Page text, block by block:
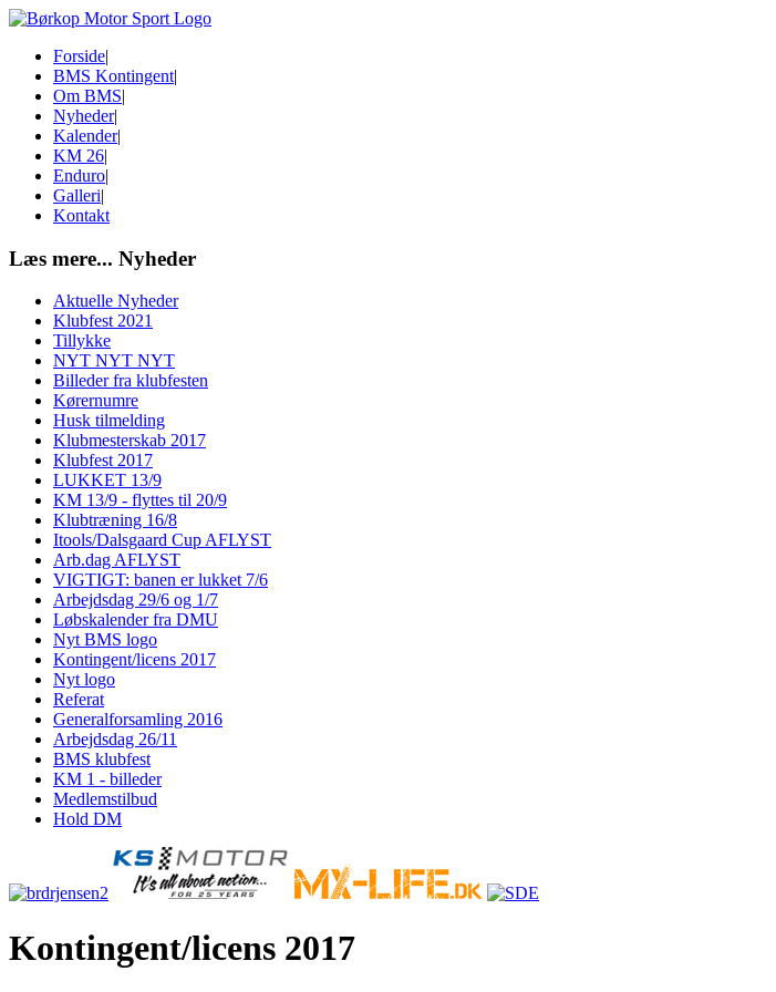
Forside|
BMS Kontingent|
Om BMS|
Nyheder|
Kalender|
KM 26|
Enduro|
Galleri|
Kontakt
Læs mere... Nyheder
Aktuelle Nyheder
Klubfest 2021
Tillykke
NYT NYT NYT
Billeder fra klubfesten
Kørernumre
Husk tilmelding
Klubmesterskab 2017
Klubfest 2017
LUKKET 13/9
KM 13/9 - flyttes til 20/9
Klubtræning 16/8
Itools/Dalsgaard Cup AFLYST
Arb.dag AFLYST
VIGTIGT: banen er lukket 7/6
Arbejdsdag 29/6 og 1/7
Løbskalender fra DMU
Nyt BMS logo
Kontingent/licens 2017
Nyt logo
Referat
Generalforsamling 2016
Arbejdsdag 26/11
BMS klubfest
KM 1 - billeder
Medlemstilbud
Hold DM
Kontingent/licens 2017